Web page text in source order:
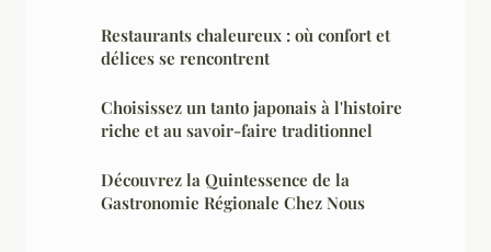
Restaurants chaleureux : où confort et
délices se rencontrent
Choisissez un tanto japonais à l'histoire
riche et au savoir-faire traditionnel
Découvrez la Quintessence de la
Gastronomie Régionale Chez Nous